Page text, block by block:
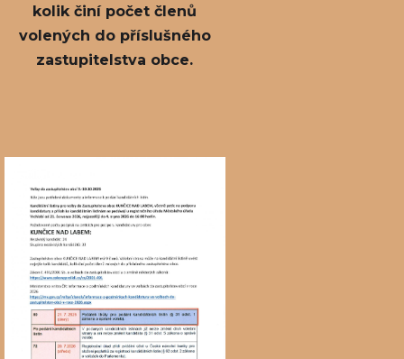
kolik činí počet členů
volených do příslušného
zastupitelstva obce.